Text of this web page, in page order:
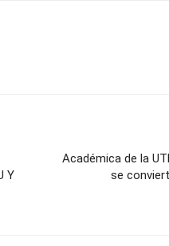
Y
Académica de la
se